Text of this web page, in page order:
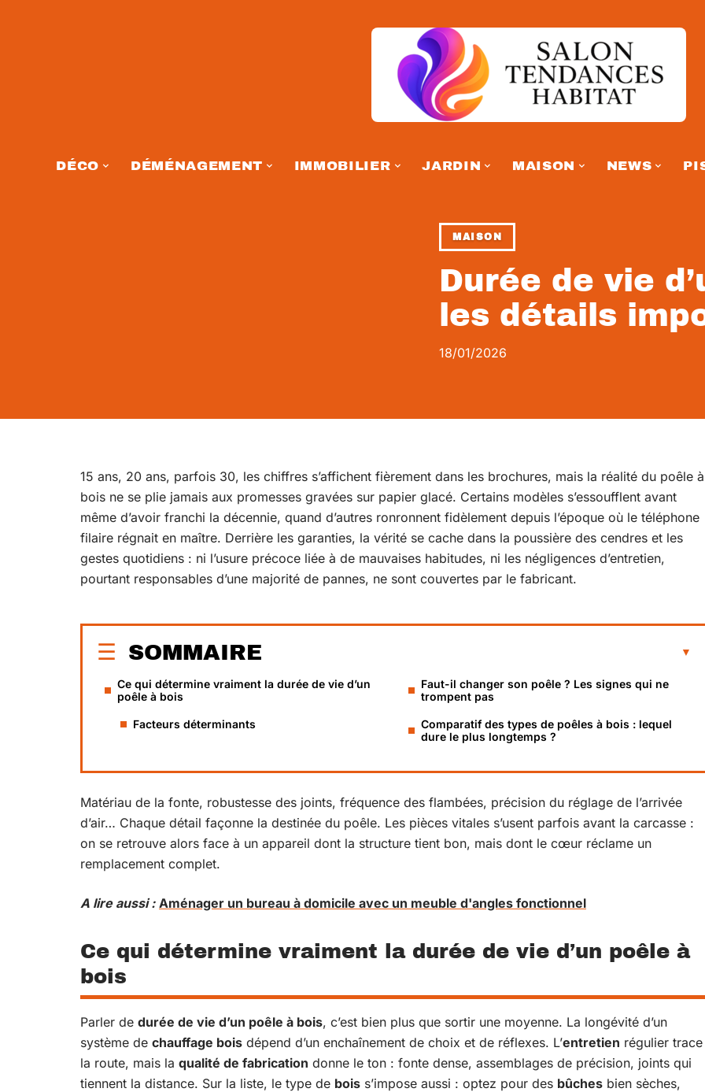
DÉCO DÉMÉNAGEMENT IMMOBILIER JARDIN MAISON NEWS
MAISON
Durée de vie
les détails
18/01/2026
15 ans, 20 ans, parfois 30, les chiffres s’affichent fièrement dans les brochures, mais la réalité du poêle à
bois ne se plie jamais aux promesses gravées sur papier glacé. Certains modèles s’essoufflent avant
même d’avoir franchi la décennie, quand d’autres ronronnent fidèlement depuis l’époque où le téléphone
filaire régnait en maître. Derrière les garanties, la vérité se cache dans la poussière des cendres et les
gestes quotidiens : ni l’usure précoce liée à de mauvaises habitudes, ni les négligences d’entretien,
pourtant responsables d’une majorité de pannes, ne sont couvertes par le fabricant.
SOMMAIRE
Ce qui détermine vraiment la durée de vie d’un
poêle à bois
Facteurs déterminants
Faut-il changer son poêle ? Les signes qui ne
trompent pas
Comparatif des types de poêles à bois : lequel
dure le plus longtemps ?
Matériau de la fonte, robustesse des joints, fréquence des flambées, précision du réglage de l’arrivée
d’air… Chaque détail façonne la destinée du poêle. Les pièces vitales s’usent parfois avant la carcasse :
on se retrouve alors face à un appareil dont la structure tient bon, mais dont le cœur réclame un
remplacement complet.
A lire aussi : Aménager un bureau à domicile avec un meuble d'angles fonctionnel
Ce qui détermine vraiment la durée de vie d’un poêle à
bois
Parler de durée de vie d’un poêle à bois, c’est bien plus que sortir une moyenne. La longévité d’un
système de chauffage bois dépend d’un enchaînement de choix et de réflexes. L’entretien régulier trace
la route, mais la qualité de fabrication donne le ton : fonte dense, assemblages de précision, joints qui
tiennent la distance. Sur la liste, le type de bois s’impose aussi : optez pour des bûches bien sèches,